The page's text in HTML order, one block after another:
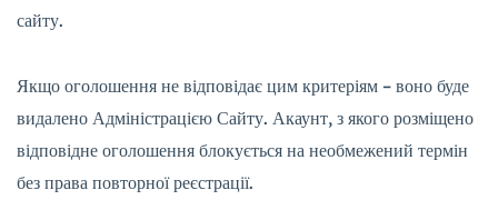
сайту.
Якщо оголошення не відповідає цим критеріям – воно буде
видалено Адміністрацією Сайту. Акаунт, з якого розміщено
відповідне оголошення блокується на необмежений термін
без права повторної реєстрації.